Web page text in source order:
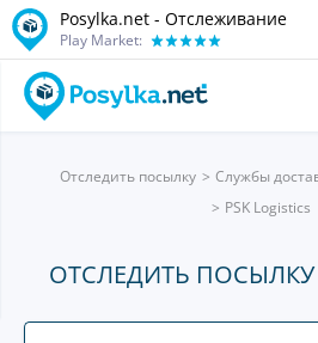
Posylka.net - Отслеживание
Play Market:
Отследить посылку
Службы
PSK Logistics
ОТСЛЕДИТЬ ПОСЫЛКУ